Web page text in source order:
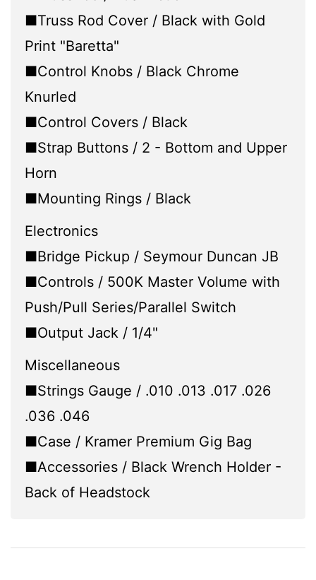
■Truss Rod Cover / Black with Gold
Print "Baretta"
■Control Knobs / Black Chrome
Knurled
■Control Covers / Black
■Strap Buttons / 2 - Bottom and Upper
Horn
■Mounting Rings / Black
Electronics
■Bridge Pickup / Seymour Duncan JB
■Controls / 500K Master Volume with
Push/Pull Series/Parallel Switch
■Output Jack / 1/4"
Miscellaneous
■Strings Gauge / .010 .013 .017 .026
.036 .046
■Case / Kramer Premium Gig Bag
■Accessories / Black Wrench Holder -
Back of Headstock